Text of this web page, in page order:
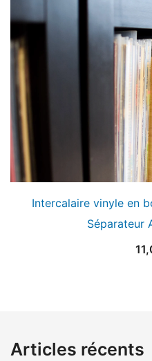
Intercalaire vinyle en
Séparateur
Articles récents